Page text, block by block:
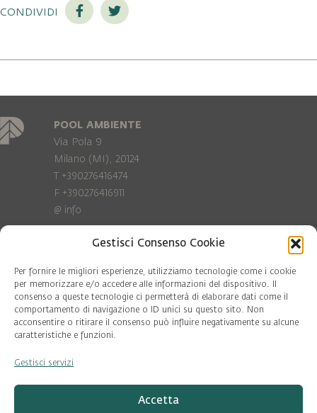
Gestisci Consenso Cookie
Per fornire le migliori esperienze, utilizziamo tecnologie come i cookie
per memorizzare e/o accedere alle informazioni del dispositivo. Il
consenso a queste tecnologie ci permetterà di elaborare dati come il
comportamento di navigazione o ID unici su questo sito. Non
acconsentire o ritirare il consenso può influire negativamente su alcune
caratteristiche e funzioni.
Gestisci servizi
Accetta
condividi
POOL AMBIENTE
Via Pola 9
Milano (MI), 20124
T +390276416474
F +390276416911
@ info
Privacy Policy
Cookie policy
COD. FISC. 97081560159
P.IVA 06375640965
© Pool Ambiente 2026
DESIGN & DEVELOPMENT by